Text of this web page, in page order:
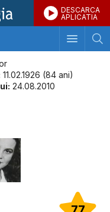
DESCARCA
APLICATIA
11.02.1926 (84 ani)
24.08.2010